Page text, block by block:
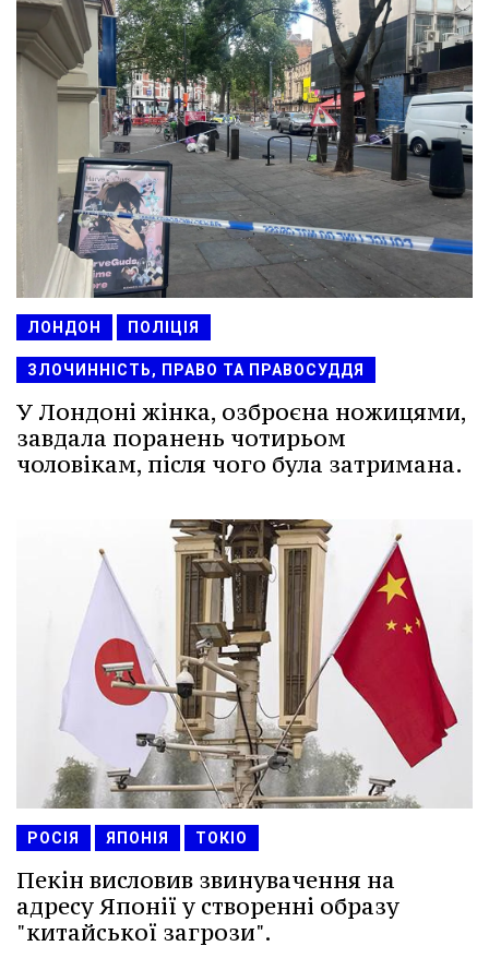
ЛОНДОН ПОЛІЦІЯ
ЗЛОЧИННІСТЬ, ПРАВО ТА ПРАВОСУДДЯ
У Лондоні жінка, озброєна ножицями,
завдала поранень чотирьом
чоловікам, після чого була затримана.
РОСІЯ ЯПОНІЯ ТОКІО
Пекін висловив звинувачення на
адресу Японії у створенні образу
"китайської загрози".